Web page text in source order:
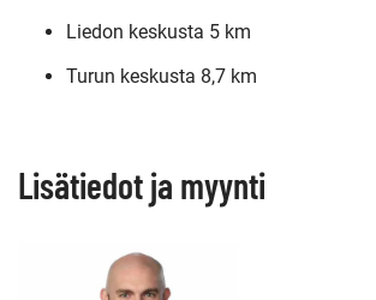
Liedon keskusta 5 km
Turun keskusta 8,7 km
Lisätiedot ja myynti